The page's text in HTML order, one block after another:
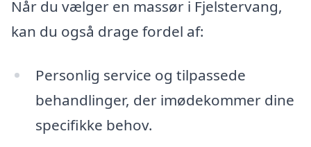
Når du vælger en massør i Fjelstervang,
kan du også drage fordel af:
Personlig service og tilpassede
behandlinger, der imødekommer dine
specifikke behov.